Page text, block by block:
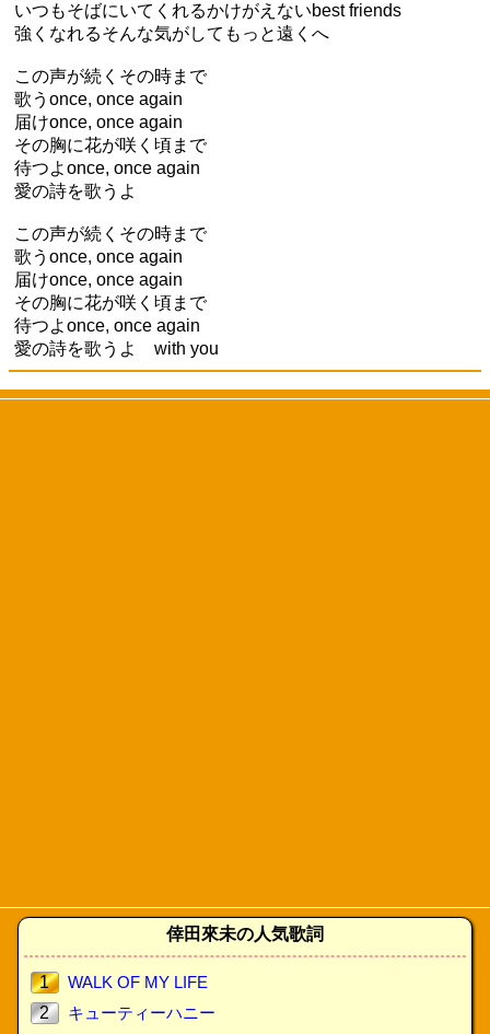
いつもそばにいてくれるかけがえないbest friends
強くなれるそんな気がしてもっと遠くへ
この声が続くその時まで
歌うonce, once again
届けonce, once again
その胸に花が咲く頃まで
待つよonce, once again
愛の詩を歌うよ
この声が続くその時まで
歌うonce, once again
届けonce, once again
その胸に花が咲く頃まで
待つよonce, once again
愛の詩を歌うよ with you
倖田來未の人気歌詞
1
WALK OF MY LIFE
2
キューティーハニー